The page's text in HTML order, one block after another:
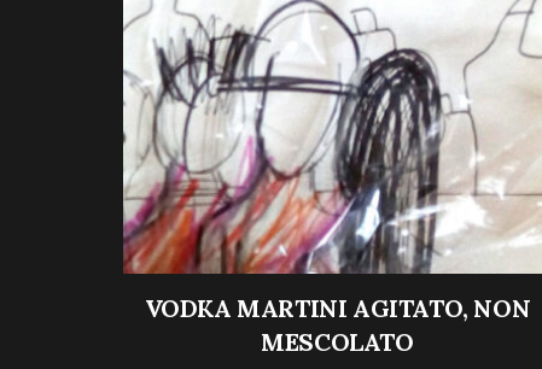
VODKA MARTINI AGITATO, NON
MESCOLATO